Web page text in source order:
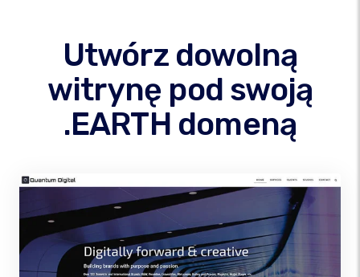
Utwórz dowolną
witrynę pod swoją
.EARTH domeną